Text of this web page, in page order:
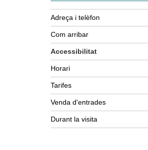
Adreça i telèfon
Com arribar
Accessibilitat
Horari
Tarifes
Venda d'entrades
Durant la visita